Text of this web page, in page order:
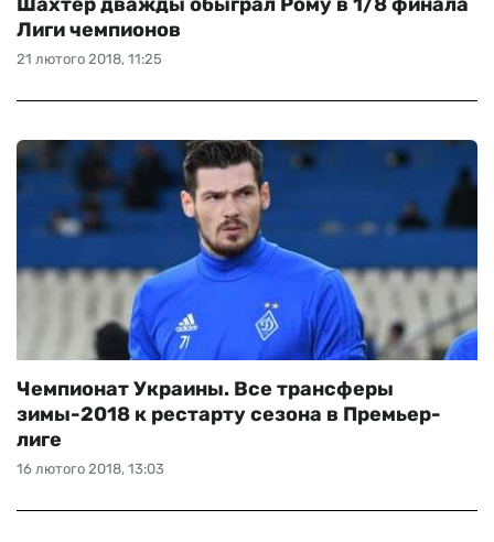
21 лютого 2018, 11:25
Лиги чемпионов
16 лютого 2018, 13:03
Чемпионат Украины. Все трансферы
зимы-2018 к рестарту сезона в Премьер-
лиге